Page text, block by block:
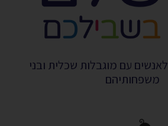
לאנשים עם מוגבלות שכלית ובני
משפחותיהם